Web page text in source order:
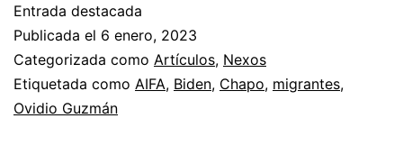
Entrada destacada
Publicada el 6 enero, 2023
Categorizada como Artículos, Nexos
Etiquetada como AIFA, Biden, Chapo, migrantes,
Ovidio Guzmán